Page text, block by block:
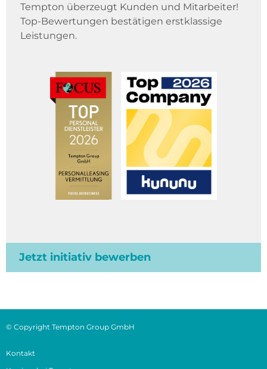
Tempton überzeugt Kunden und Mitarbeiter!
Top-Bewertungen bestätigen erstklassige
Leistungen.
Jetzt initiativ bewerben
© Copyright Tempton Group GmbH
Kontakt